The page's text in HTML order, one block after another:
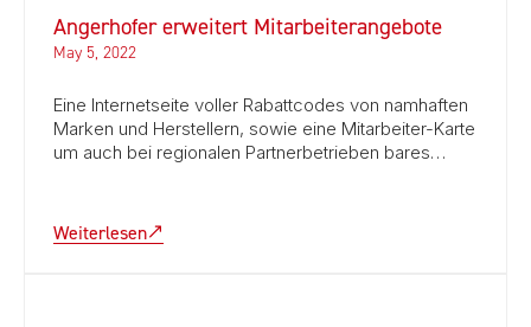
Angerhofer erweitert Mitarbeiterangebote
May 5, 2022
Eine Internetseite voller Rabattcodes von namhaften
Marken und Herstellern, sowie eine Mitarbeiter-Karte
um auch bei regionalen Partnerbetrieben bares…
Weiterlesen